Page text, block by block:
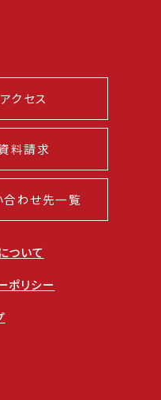
アクセス
料請求
合わせ先一覧
ついて
ポリシー